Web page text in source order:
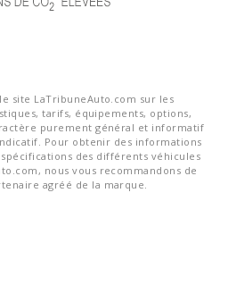
site LaTribuneAuto.com sur les
tarifs, équipements, options,
purement général et informatif
Pour obtenir des informations
des différents véhicules
nous vous recommandons de
agréé de la marque.